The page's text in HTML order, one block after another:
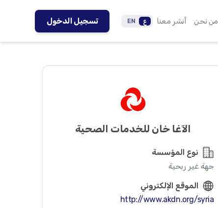
من نحن أنشر معنا ع EN تسجيل الدخول
الآغا خان للخدمات الصحية
نوع المؤسسة
جهة غير ربحية
الموقع الإلكتروني
http://www.akdn.org/syria